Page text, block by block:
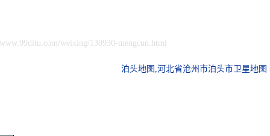
weixing/130930-mengcun.html
泊头地图,河北省沧州市泊头市卫星地图